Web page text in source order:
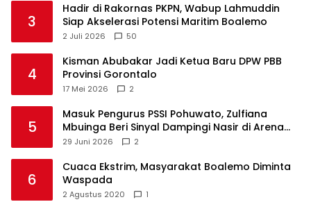
3
Hadir di Rakornas PKPN, Wabup Lahmuddin
Siap Akselerasi Potensi Maritim Boalemo
2 Juli 2026 50
4
Kisman Abubakar Jadi Ketua Baru DPW PBB
Provinsi Gorontalo
17 Mei 2026 2
5
Masuk Pengurus PSSI Pohuwato, Zulfiana
Mbuinga Beri Sinyal Dampingi Nasir di Arena
Politik ?
29 Juni 2026 2
6
Cuaca Ekstrim, Masyarakat Boalemo Diminta
Waspada
2 Agustus 2020 1